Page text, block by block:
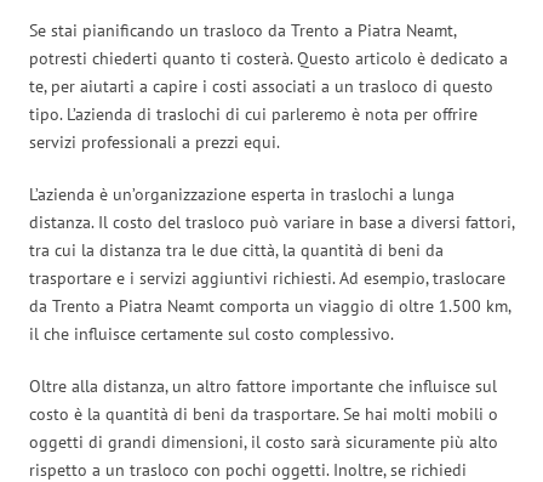
Se stai pianificando un trasloco da Trento a Piatra Neamt,
potresti chiederti quanto ti costerà. Questo articolo è dedicato a
te, per aiutarti a capire i costi associati a un trasloco di questo
tipo. L’azienda di traslochi di cui parleremo è nota per offrire
servizi professionali a prezzi equi.
L’azienda è un’organizzazione esperta in traslochi a lunga
distanza. Il costo del trasloco può variare in base a diversi fattori,
tra cui la distanza tra le due città, la quantità di beni da
trasportare e i servizi aggiuntivi richiesti. Ad esempio, traslocare
da Trento a Piatra Neamt comporta un viaggio di oltre 1.500 km,
il che influisce certamente sul costo complessivo.
Oltre alla distanza, un altro fattore importante che influisce sul
costo è la quantità di beni da trasportare. Se hai molti mobili o
oggetti di grandi dimensioni, il costo sarà sicuramente più alto
rispetto a un trasloco con pochi oggetti. Inoltre, se richiedi